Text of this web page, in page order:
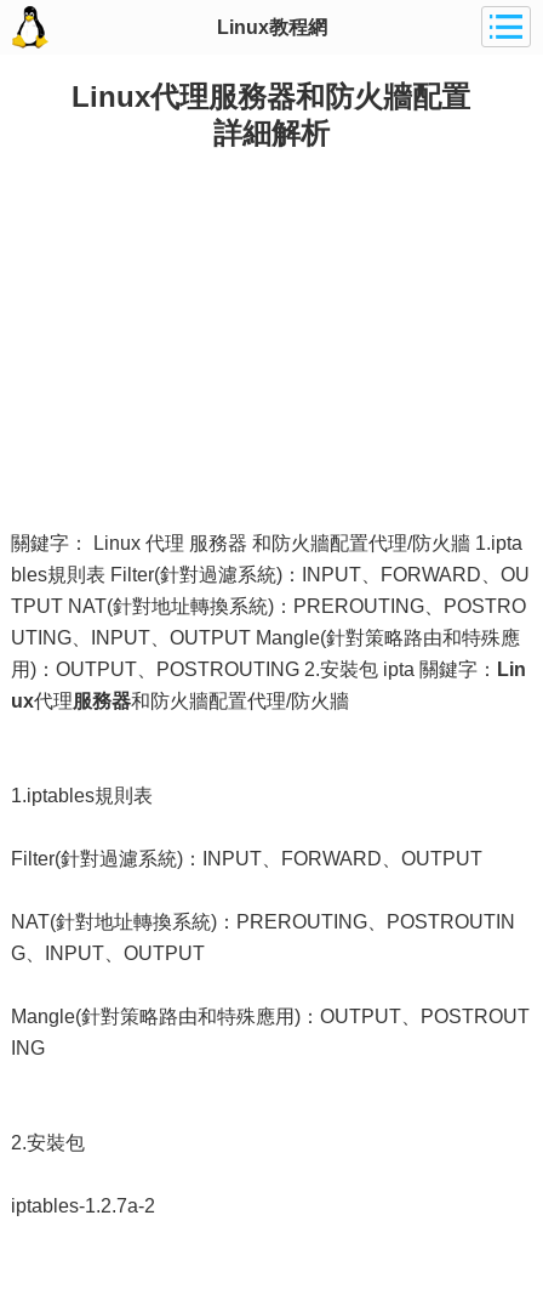
Linux教程網
Linux代理服務器和防火牆配置
詳細解析
關鍵字： Linux 代理 服務器 和防火牆配置代理/防火牆 1.ipta
bles規則表 Filter(針對過濾系統)：INPUT、FORWARD、OU
TPUT NAT(針對地址轉換系統)：PREROUTING、POSTRO
UTING、INPUT、OUTPUT Mangle(針對策略路由和特殊應
用)：OUTPUT、POSTROUTING 2.安裝包 ipta 關鍵字： Lin
ux代理服務器和防火牆配置代理/防火牆
1.iptables規則表
Filter(針對過濾系統)：INPUT、FORWARD、OUTPUT
NAT(針對地址轉換系統)：PREROUTING、POSTROUTIN
G、INPUT、OUTPUT
Mangle(針對策略路由和特殊應用)：OUTPUT、POSTROUT
ING
2.安裝包
iptables-1.2.7a-2